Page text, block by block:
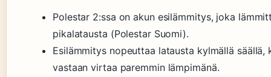
Polestar 2:ssa on akun esilämmitys, joka
pikalatausta (Polestar Suomi).
Esilämmitys nopeuttaa latausta kylmällä säällä,
vastaan virtaa paremmin lämpimänä.